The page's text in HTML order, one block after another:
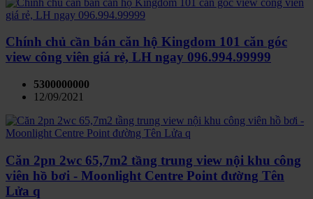
Chính chủ cần bán căn hộ Kingdom 101 căn góc
view công viên giá rẻ, LH ngay 096.994.99999
5300000000
12/09/2021
Căn 2pn 2wc 65,7m2 tầng trung view nội khu công
viên hồ bơi - Moonlight Centre Point đường Tên
Lửa q